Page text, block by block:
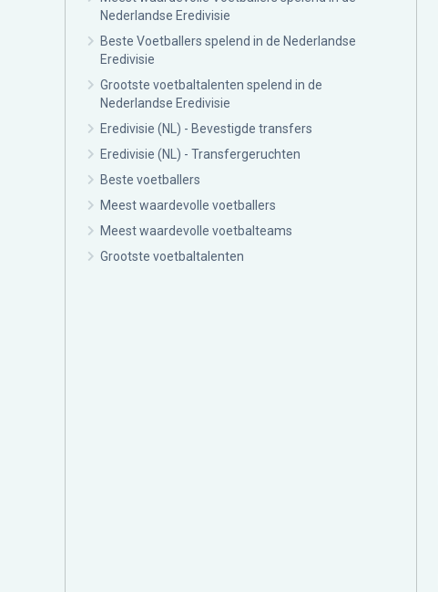
Nederlandse Eredivisie
Beste Voetballers spelend in de Nederlandse
Eredivisie
Grootste voetbaltalenten spelend in de
Nederlandse Eredivisie
Eredivisie (NL) - Bevestigde transfers
Eredivisie (NL) - Transfergeruchten
Beste voetballers
Meest waardevolle voetballers
Meest waardevolle voetbalteams
Grootste voetbaltalenten